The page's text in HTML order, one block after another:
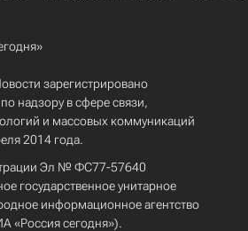
зарегистрировано
надзору в сфере связи,
и массовых коммуникаций
2014 года.
Эл № ФС77-57640
государственное унитарное
информационное агентство
«Россия сегодня»).